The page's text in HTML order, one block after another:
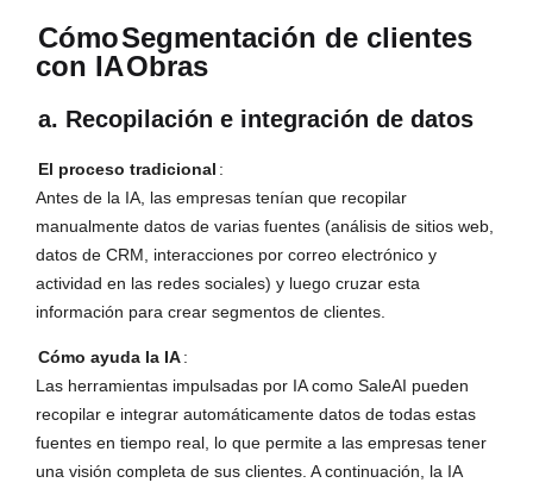
CómoSegmentación de clientes
con IAObras
a. Recopilación e integración de datos
El proceso tradicional :
Antes de la IA, las empresas tenían que recopilar
manualmente datos de varias fuentes (análisis de sitios web,
datos de CRM, interacciones por correo electrónico y
actividad en las redes sociales) y luego cruzar esta
información para crear segmentos de clientes.
Cómo ayuda la IA:
Las herramientas impulsadas por IA como SaleAI pueden
recopilar e integrar automáticamente datos de todas estas
fuentes en tiempo real, lo que permite a las empresas tener
una visión completa de sus clientes. A continuación, la IA